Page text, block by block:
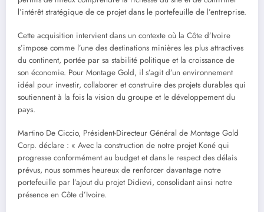
l’intérêt stratégique de ce projet dans le portefeuille de l’entreprise.
Cette acquisition intervient dans un contexte où la Côte d’Ivoire
s’impose comme l’une des destinations minières les plus attractives
du continent, portée par sa stabilité politique et la croissance de
son économie. Pour Montage Gold, il s’agit d’un environnement
idéal pour investir, collaborer et construire des projets durables qui
soutiennent à la fois la vision du groupe et le développement du
pays.
Martino De Ciccio, Président-Directeur Général de Montage Gold
Corp. déclare : « Avec la construction de notre projet Koné qui
progresse conformément au budget et dans le respect des délais
prévus, nous sommes heureux de renforcer davantage notre
portefeuille par l’ajout du projet Didievi, consolidant ainsi notre
présence en Côte d’Ivoire.